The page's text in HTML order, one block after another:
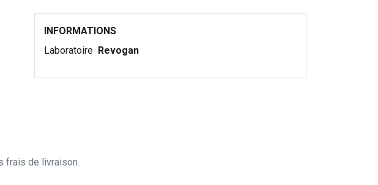
INFORMATIONS
Laboratoire Revogan
frais de livraison.